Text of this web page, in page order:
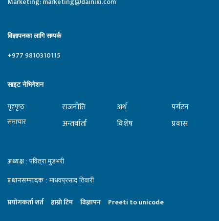
विज्ञापनका लागि सम्पर्क
+977 9810310115
साइट नेभिगेशन
गृहपृष्‍ठ
समाचार
राजनीति
अन्तर्वार्ता
अर्थ
विशेष
पर्यटन
प्रवास
अध्यक्ष : पवित्रा मुडभरी
प्रधानसम्पादक : माधवप्रसाद तिवारी
प्रयाेगकर्ता शर्त हाम्राे टिम विज्ञापन Preeti to unicode